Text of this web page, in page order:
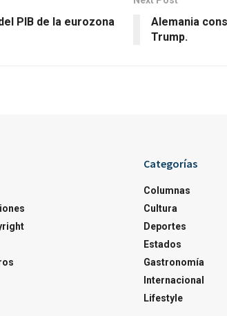
PIB de la eurozona
Alemania
Trump.
Categorías
Columnas
Cultura
Deportes
Estados
Gastronomía
Internacional
Lifestyle